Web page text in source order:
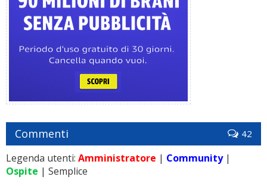
Commenti 42
Legenda utenti: Amministratore | Community|
Ospite | Semplice